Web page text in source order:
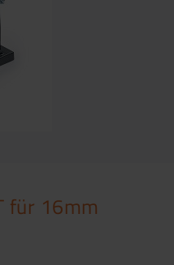
für 16mm